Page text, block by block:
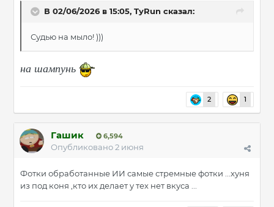
В 02/06/2026 в 15:05, TyRun сказал:
Судью на мыло! )))
на шампунь
2 1
Гашик 6,594
Опубликовано2 июня
Фотки обработанные ИИ самые стремные фотки ...хуня
из под коня ,кто их делает у тех нет вкуса ...